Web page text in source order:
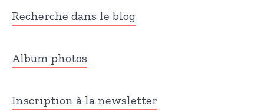
Recherche dans le blog
Album photos
Inscription à la newsletter